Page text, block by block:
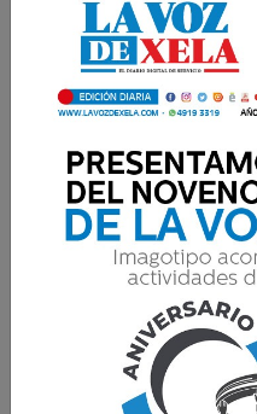
Continúa
niña
sido
Cuerpos de socorro
búsqueda de una niña
tras ser arrastrada